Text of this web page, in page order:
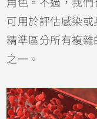
角色。不過，我
可用於評估感染
精準區分所有複
之一。